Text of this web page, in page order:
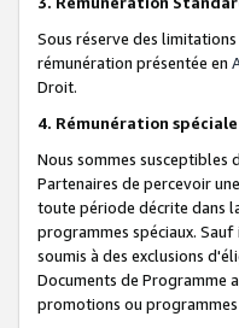
Sous réserve des
rémunération présentée en
Droit.
4. Rémunération
Nous sommes susceptibles
Partenaires de percevoir
toute période décrite dans
programmes spéciaux.
soumis à des exclusions
Documents de Programme
promotions ou programmes